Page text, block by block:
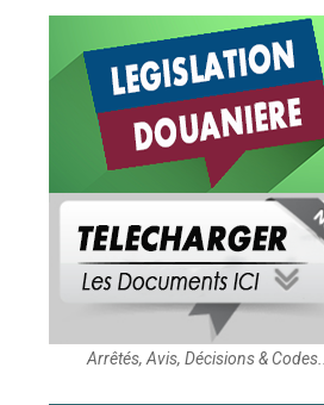
Arrêtés, Avis, Décisions & Codes...